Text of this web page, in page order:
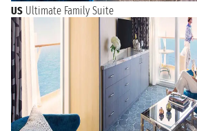
US Ultimate Family Suite